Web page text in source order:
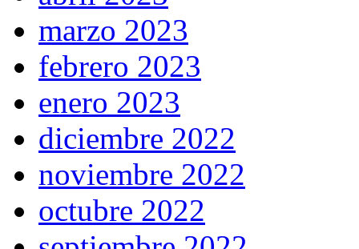
marzo 2023
febrero 2023
enero 2023
diciembre 2022
noviembre 2022
octubre 2022